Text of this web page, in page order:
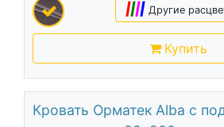
|||| Другие
Купить
Кровать Орматек Alba с